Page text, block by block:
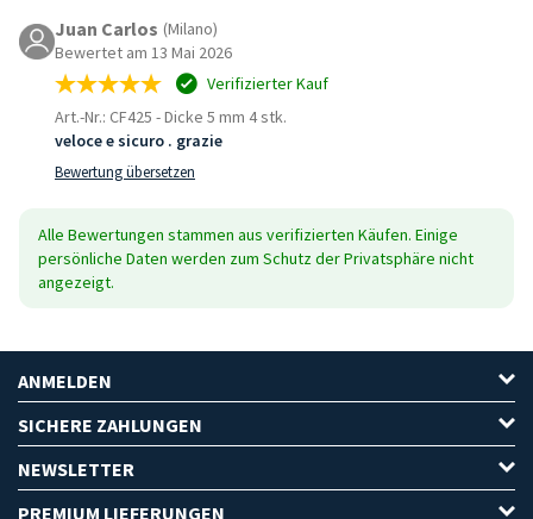
Juan Carlos (Milano)
Bewertet am 13 Mai 2026
Verifizierter Kauf
Art.-Nr.: CF425 -Dicke 5 mm 4 stk.
veloce e sicuro . grazie
Bewertung übersetzen
Alle Bewertungen stammen aus verifizierten Käufen. Einige
persönliche Daten werden zum Schutz der Privatsphäre nicht
angezeigt.
ANMELDEN
SICHERE ZAHLUNGEN
NEWSLETTER
PREMIUM LIEFERUNGEN